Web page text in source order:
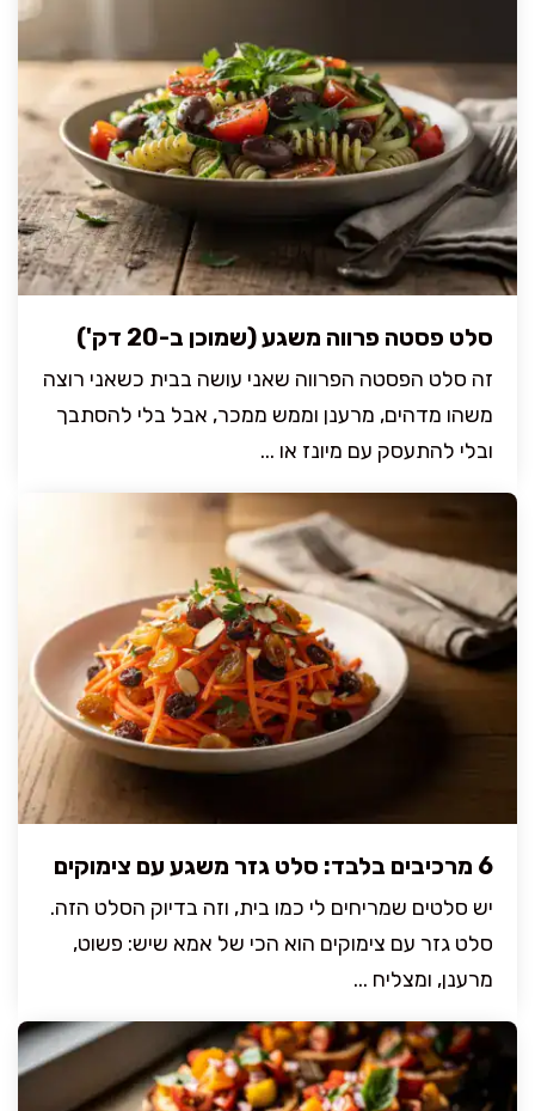
סלט פסטה פרווה משגע (שמוכן ב-20 דק')
זה סלט הפסטה הפרווה שאני עושה בבית כשאני רוצה
משהו מדהים, מרענן וממש ממכר, אבל בלי להסתבך
ובלי להתעסק עם מיונז או ...
6 מרכיבים בלבד: סלט גזר משגע עם צימוקים
יש סלטים שמריחים לי כמו בית, וזה בדיוק הסלט הזה.
סלט גזר עם צימוקים הוא הכי של אמא שיש: פשוט,
מרענן, ומצליח ...